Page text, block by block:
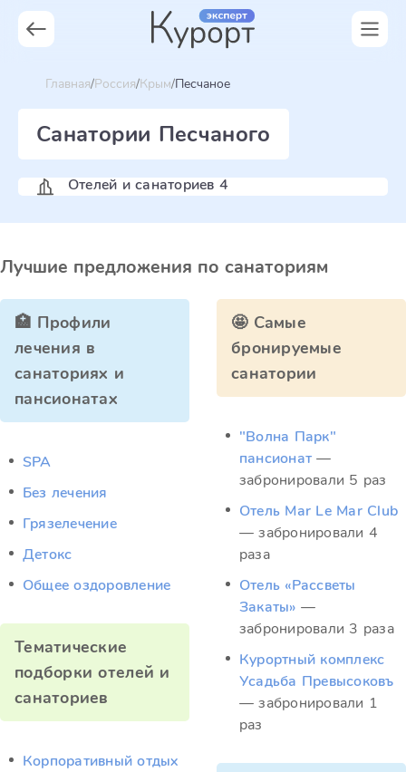
Главная Россия Крым Песчаное
Санатории Песчаного
Отелей и санаториев 4
Лучшие предложения по санаториям
🏥 Профили
лечения в
санаториях и
пансионатах
SPA
Без лечения
Грязелечение
Детокс
Общее оздоровление
Тематические
подборки отелей и
санаториев
Корпоративный отдых
🤩 Самые
бронируемые
санатории
"Волна Парк"
пансионат —
забронировали 5 раз
Отель Mar Le Mar Club
— забронировали 4
раза
Отель «Рассветы
Закаты» —
забронировали 3 раза
Курортный комплекс
Усадьба Превысоковъ
— забронировали 1
раз